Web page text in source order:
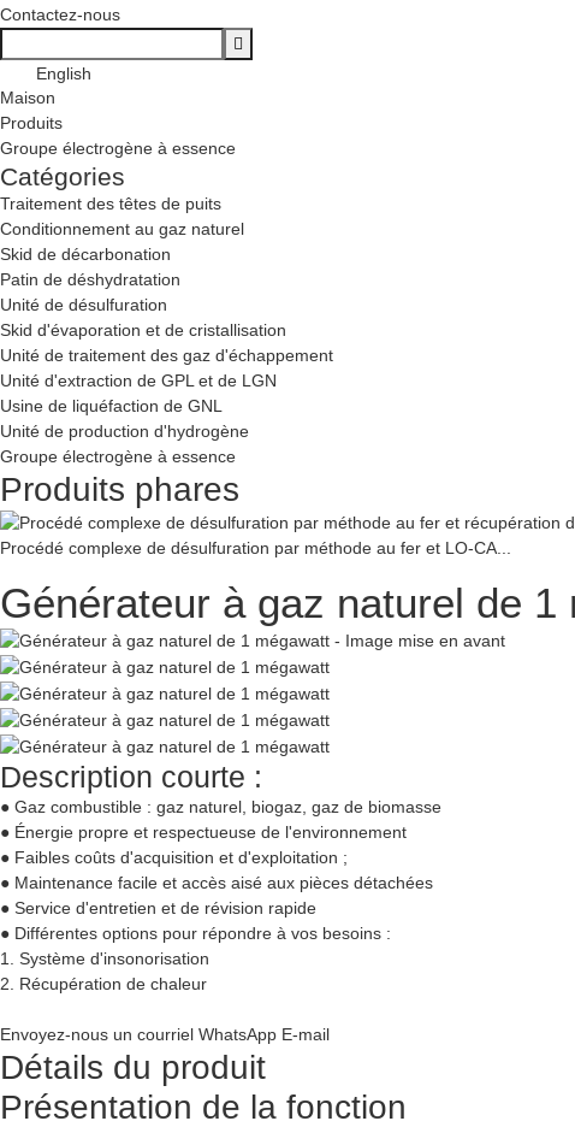
Contactez-nous
English
Maison
Produits
Groupe électrogène à essence
Catégories
Traitement des têtes de puits
Conditionnement au gaz naturel
Skid de décarbonation
Patin de déshydratation
Unité de désulfuration
Skid d'évaporation et de cristallisation
Unité de traitement des gaz d'échappement
Unité d'extraction de GPL et de LGN
Usine de liquéfaction de GNL
Unité de production d'hydrogène
Groupe électrogène à essence
Produits phares
Procédé complexe de désulfuration par méthode au fer et LO-CA...
Générateur à gaz naturel de 1
Description courte :
● Gaz combustible : gaz naturel, biogaz, gaz de biomasse
● Énergie propre et respectueuse de l'environnement
● Faibles coûts d'acquisition et d'exploitation ;
● Maintenance facile et accès aisé aux pièces détachées
● Service d'entretien et de révision rapide
● Différentes options pour répondre à vos besoins :
1. Système d'insonorisation
2. Récupération de chaleur
Envoyez-nous un courriel WhatsApp E-mail
Détails du produit
Présentation de la fonction